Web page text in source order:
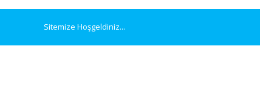
Sitemize Hoşgeldiniz...